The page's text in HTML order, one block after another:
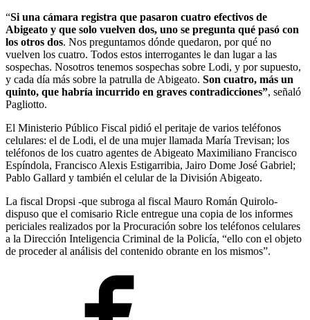
“Si una cámara registra que pasaron cuatro efectivos de
Abigeato y que solo vuelven dos, uno se pregunta qué pasó con
los otros dos. Nos preguntamos dónde quedaron, por qué no
vuelven los cuatro. Todos estos interrogantes le dan lugar a las
sospechas. Nosotros tenemos sospechas sobre Lodi, y por supuesto,
y cada día más sobre la patrulla de Abigeato. Son cuatro, más un
quinto, que habría incurrido en graves contradicciones”, señaló
Pagliotto.
El Ministerio Público Fiscal pidió el peritaje de varios teléfonos
celulares: el de Lodi, el de una mujer llamada María Trevisan; los
teléfonos de los cuatro agentes de Abigeato Maximiliano Francisco
Espíndola, Francisco Alexis Estigarribia, Jairo Dome José Gabriel;
Pablo Gallard y también el celular de la División Abigeato.
La fiscal Dropsi -que subroga al fiscal Mauro Román Quirolo-
dispuso que el comisario Ricle entregue una copia de los informes
periciales realizados por la Procuración sobre los teléfonos celulares
a la Dirección Inteligencia Criminal de la Policía, “ello con el objeto
de proceder al análisis del contenido obrante en los mismos”.